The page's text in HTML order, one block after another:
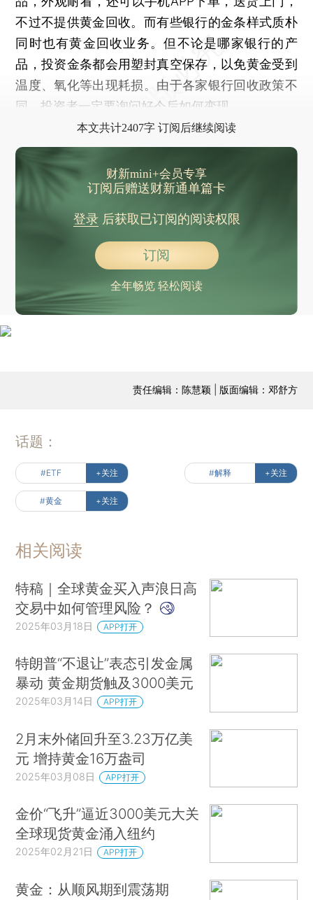
不过不提供黄金回收。而有些银行的金条样式质朴
同时也有黄金回收业务。但不论是哪家银行的产
品，投资金条都会用塑封真空保存，以免黄金受到
温度、氧化等出现耗损。由于各家银行回收政策不
同，投资者一定要询问好今后如何变现。
本文共计2407字 订阅后继续阅读
财新mini+会员专享
订阅后赠送财新通单篇卡
登录后获取已订阅的阅读权限
订阅
全年畅览 轻松阅读
责任编辑：陈慧颖 | 版面编辑：邓舒方
话题：
#ETF +关注 #解释 +关注
#黄金 +关注
相关阅读
特稿｜全球黄金买入声浪日高
交易中如何管理风险？
2025年03月18日 APP打开
特朗普“不退让”表态引发金属
暴动 黄金期货触及3000美元
2025年03月14日 APP打开
2月末外储回升至3.23万亿美
元 增持黄金16万盎司
2025年03月08日 APP打开
金价“飞升”逼近3000美元大关
全球现货黄金涌入纽约
2025年02月21日 APP打开
黄金：从顺风期到震荡期